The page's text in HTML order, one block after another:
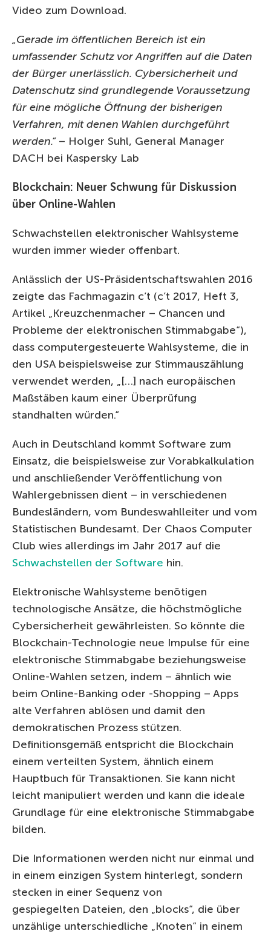
Video zum Download.
„Gerade im öffentlichen Bereich ist ein
umfassender Schutz vor Angriffen auf die Daten
der Bürger unerlässlich. Cybersicherheit und
Datenschutz sind grundlegende Voraussetzung
für eine mögliche Öffnung der bisherigen
Verfahren, mit denen Wahlen durchgeführt
werden.“– Holger Suhl, General Manager
DACH bei Kaspersky Lab
Blockchain: Neuer Schwung für Diskussion
über Online-Wahlen
Schwachstellen elektronischer Wahlsysteme
wurden immer wieder offenbart.
Anlässlich der US-Präsidentschaftswahlen 2016
zeigte das Fachmagazin c’t (c’t 2017, Heft 3,
Artikel „Kreuzchenmacher – Chancen und
Probleme der elektronischen Stimmabgabe“),
dass computergesteuerte Wahlsysteme, die in
den USA beispielsweise zur Stimmauszählung
verwendet werden, „[…] nach europäischen
Maßstäben kaum einer Überprüfung
standhalten würden.“
Auch in Deutschland kommt Software zum
Einsatz, die beispielsweise zur Vorabkalkulation
und anschließender Veröffentlichung von
Wahlergebnissen dient – in verschiedenen
Bundesländern, vom Bundeswahlleiter und vom
Statistischen Bundesamt. Der Chaos Computer
Club wies allerdings im Jahr 2017 auf die
Schwachstellen der Software hin.
Elektronische Wahlsysteme benötigen
technologische Ansätze, die höchstmögliche
Cybersicherheit gewährleisten. So könnte die
Blockchain-Technologie neue Impulse für eine
elektronische Stimmabgabe beziehungsweise
Online-Wahlen setzen, indem – ähnlich wie
beim Online-Banking oder -Shopping – Apps
alte Verfahren ablösen und damit den
demokratischen Prozess stützen.
Definitionsgemäß entspricht die Blockchain
einem verteilten System, ähnlich einem
Hauptbuch für Transaktionen. Sie kann nicht
leicht manipuliert werden und kann die ideale
Grundlage für eine elektronische Stimmabgabe
bilden.
Die Informationen werden nicht nur einmal und
in einem einzigen System hinterlegt, sondern
stecken in einer Sequenz von
gespiegelten Dateien, den „blocks“, die über
unzählige unterschiedliche „Knoten“ in einem